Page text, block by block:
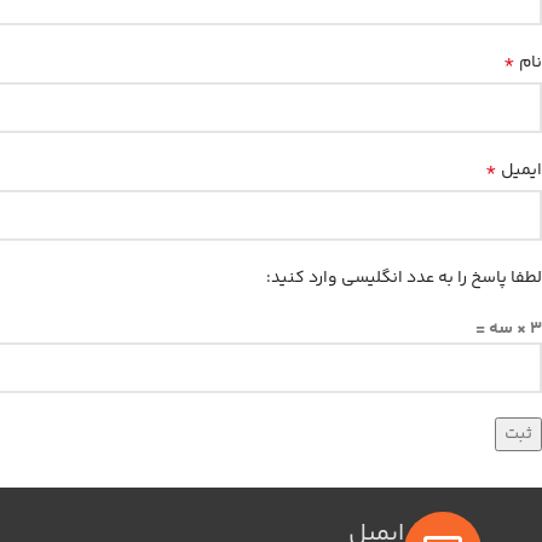
نام *
ایمیل *
لطفا پاسخ را به عدد انگلیسی وارد کنید:
3 × سه =